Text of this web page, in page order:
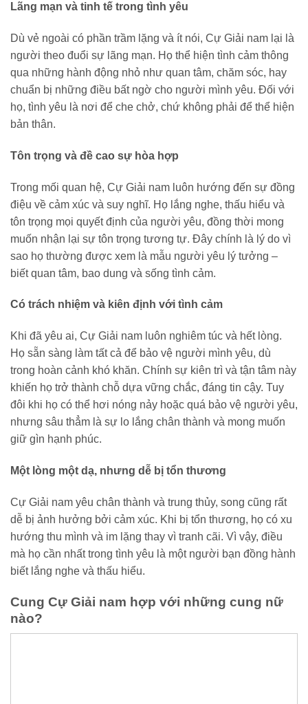
Lãng mạn và tinh tế trong tình yêu
Dù vẻ ngoài có phần trầm lặng và ít nói, Cự Giải nam lại là
người theo đuổi sự lãng mạn. Họ thể hiện tình cảm thông
qua những hành động nhỏ như quan tâm, chăm sóc, hay
chuẩn bị những điều bất ngờ cho người mình yêu. Đối với
họ, tình yêu là nơi để che chở, chứ không phải để thể hiện
bản thân.
Tôn trọng và đề cao sự hòa hợp
Trong mối quan hệ, Cự Giải nam luôn hướng đến sự đồng
điệu về cảm xúc và suy nghĩ. Họ lắng nghe, thấu hiểu và
tôn trọng mọi quyết định của người yêu, đồng thời mong
muốn nhận lại sự tôn trọng tương tự. Đây chính là lý do vì
sao họ thường được xem là mẫu người yêu lý tưởng –
biết quan tâm, bao dung và sống tình cảm.
Có trách nhiệm và kiên định với tình cảm
Khi đã yêu ai, Cự Giải nam luôn nghiêm túc và hết lòng.
Họ sẵn sàng làm tất cả để bảo vệ người mình yêu, dù
trong hoàn cảnh khó khăn. Chính sự kiên trì và tận tâm này
khiến họ trở thành chỗ dựa vững chắc, đáng tin cậy. Tuy
đôi khi họ có thể hơi nóng nảy hoặc quá bảo vệ người yêu,
nhưng sâu thẳm là sự lo lắng chân thành và mong muốn
giữ gìn hạnh phúc.
Một lòng một dạ, nhưng dễ bị tổn thương
Cự Giải nam yêu chân thành và trung thủy, song cũng rất
dễ bị ảnh hưởng bởi cảm xúc. Khi bị tổn thương, họ có xu
hướng thu mình và im lặng thay vì tranh cãi. Vì vậy, điều
mà họ cần nhất trong tình yêu là một người bạn đồng hành
biết lắng nghe và thấu hiểu.
Cung Cự Giải nam hợp với những cung nữ
nào?